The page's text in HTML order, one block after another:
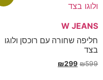
עם רוכסן ולוגו
₪